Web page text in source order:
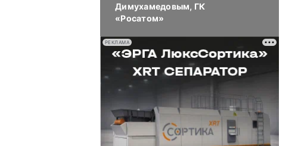
Димухамедовым, ГК
«Росатом»
РЕКЛАМА